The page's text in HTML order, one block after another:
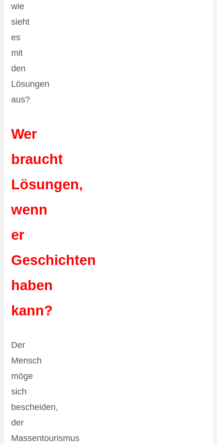
wie
sieht
es
mit
den
Lösungen
aus?
Wer
braucht
Lösungen,
wenn
er
Geschichten
haben
kann?
Der
Mensch
möge
sich
bescheiden,
der
Massentourismus